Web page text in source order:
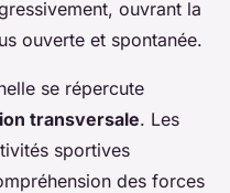
ouvrant la
ouverte et spontanée.
se répercute
transversale. Les
sportives
des forces